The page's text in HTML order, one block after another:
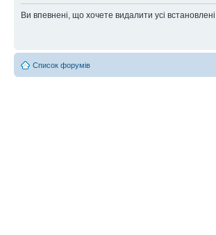
Ви впевнені, що хочете видалити усі
Список форумів